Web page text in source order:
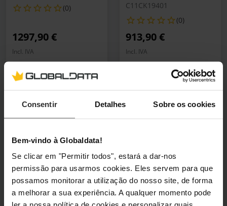
Consentir Detalhes Sobre os cookies
Bem-vindo à Globaldata!
Se clicar em "Permitir todos", estará a dar-nos
permissão para usarmos cookies. Eles servem para que
possamos monitorar a utilização do nosso site, de forma
a melhorar a sua experiência. A qualquer momento pode
(0)
1297,90 €
Incl. IVA
C11CK19401
(0)
913,90 €
Incl. IVA
Impressora
Multifunções a Jato de
Tinta HP DeskJet 2922
All-in-One WiFi
A24HVB629
Multifunções a Jato de
Tinta Canon MAXIFY
MB5150 Wi-Fi
0960C009AA